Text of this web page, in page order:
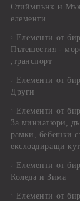
Стиймпънк и
елементи
Елементи от
Пътешестия -
,транспорт
Елементи от
Други
Елементи от
За миниатюри,
рамки, бебешки
екслоадиращи
Елементи от
Коледа и Зима
Елементи от